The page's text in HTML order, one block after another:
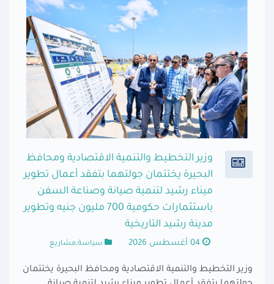
وزير التخطيط والتنمية الاقتصادية ومحافظ
البحيرة يختتمان جولتهما بتفقد أعمال تطوير
ميناء رشيد لتنمية صيانة وصناعة السفن
باستثمارات حكومية 700 مليون جنيه وتطوير
مدينة رشيد التاريخية
04 أغسطس 2026 سياسة,مشاريع
وزير التخطيط والتنمية الاقتصادية ومحافظ البحيرة يختتمان